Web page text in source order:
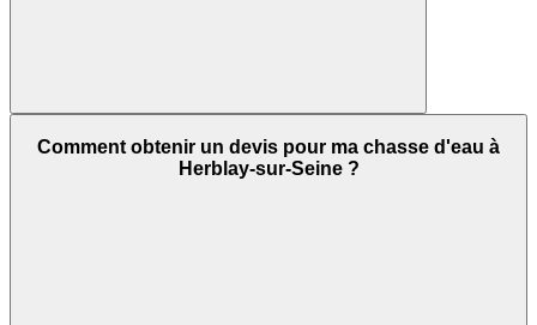
Comment obtenir un devis pour ma chasse d'eau à
Herblay-sur-Seine ?